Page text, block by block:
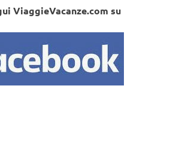
ViaggieVacanze.com su